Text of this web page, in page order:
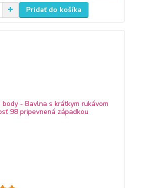
Pridať do košíka